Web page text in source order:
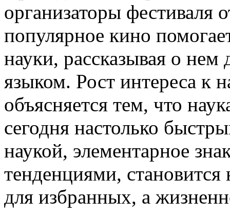
организаторы фестиваля
популярное кино
науки, рассказывая о
языком. Рост интереса к
объясняется тем, что
сегодня настолько
наукой, элементарное
тенденциями, становится
для избранных, а